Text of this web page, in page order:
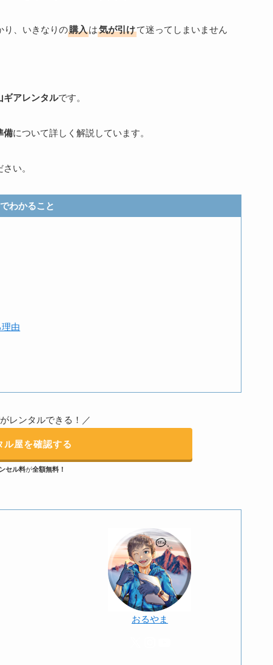
り、いきなりの購入は気が引けて迷ってしまいません
ギアレンタルです。
備について詳しく解説しています。
い。
わかること
由
がレンタルできる！／
屋を確認する
セル料が全額無料！
おるやま